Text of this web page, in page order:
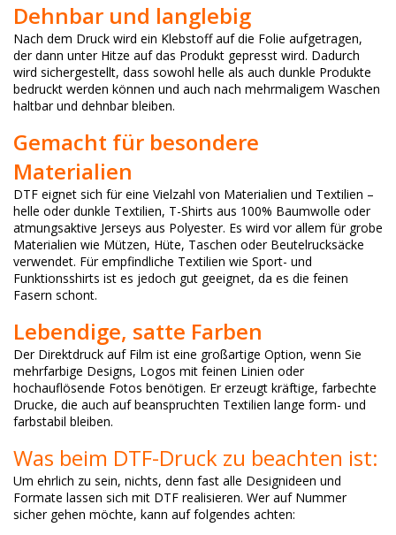
Dehnbar und langlebig
Nach dem Druck wird ein Klebstoff auf die Folie aufgetragen,
der dann unter Hitze auf das Produkt gepresst wird. Dadurch
wird sichergestellt, dass sowohl helle als auch dunkle Produkte
bedruckt werden können und auch nach mehrmaligem Waschen
haltbar und dehnbar bleiben.
Gemacht für besondere
Materialien
DTF eignet sich für eine Vielzahl von Materialien und Textilien –
helle oder dunkle Textilien, T-Shirts aus 100% Baumwolle oder
atmungsaktive Jerseys aus Polyester. Es wird vor allem für grobe
Materialien wie Mützen, Hüte, Taschen oder Beutelrucksäcke
verwendet. Für empfindliche Textilien wie Sport- und
Funktionsshirts ist es jedoch gut geeignet, da es die feinen
Fasern schont.
Lebendige, satte Farben
Der Direktdruck auf Film ist eine großartige Option, wenn Sie
mehrfarbige Designs, Logos mit feinen Linien oder
hochauflösende Fotos benötigen. Er erzeugt kräftige, farbechte
Drucke, die auch auf beanspruchten Textilien lange form- und
farbstabil bleiben.
Was beim DTF-Druck zu beachten ist:
Um ehrlich zu sein, nichts, denn fast alle Designideen und
Formate lassen sich mit DTF realisieren. Wer auf Nummer
sicher gehen möchte, kann auf folgendes achten: